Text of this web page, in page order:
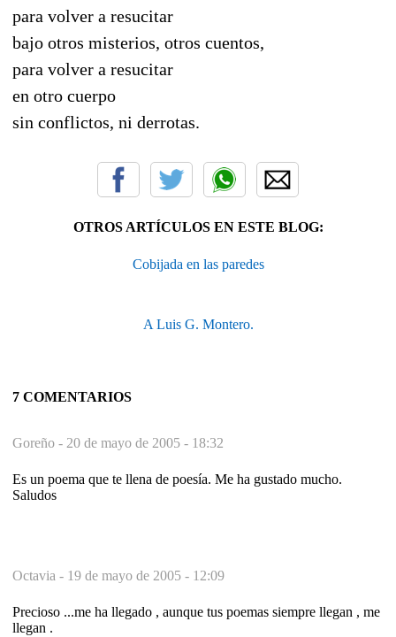
para volver a resucitar
bajo otros misterios, otros cuentos,
para volver a resucitar
en otro cuerpo
sin conflictos, ni derrotas.
OTROS ARTÍCULOS EN ESTE BLOG:
Cobijada en las paredes
A Luis G. Montero.
7 COMENTARIOS
Goreño - 20 de mayo de 2005 - 18:32
Es un poema que te llena de poesía. Me ha gustado mucho.
Saludos
Octavia - 19 de mayo de 2005 - 12:09
Precioso ...me ha llegado , aunque tus poemas siempre llegan , me
llegan .